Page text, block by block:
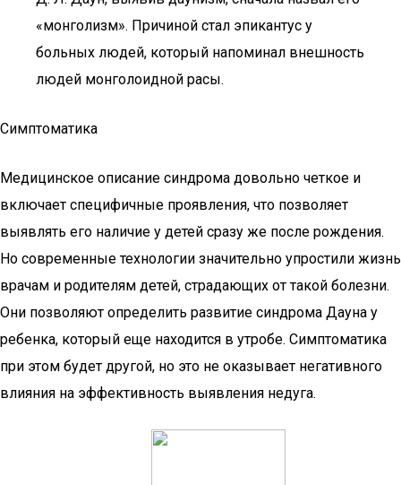
«монголизм». Причиной стал эпикантус у
больных людей, который напоминал внешность
людей монголоидной расы.
Симптоматика
Медицинское описание синдрома довольно четкое и
включает специфичные проявления, что позволяет
выявлять его наличие у детей сразу же после рождения.
Но современные технологии значительно упростили жизнь
врачам и родителям детей, страдающих от такой болезни.
Они позволяют определить развитие синдрома Дауна у
ребенка, который еще находится в утробе. Симптоматика
при этом будет другой, но это не оказывает негативного
влияния на эффективность выявления недуга.